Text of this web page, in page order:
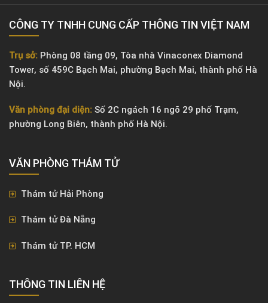
CÔNG TY TNHH CUNG CẤP THÔNG TIN VIỆT NAM
Trụ sở: Phòng 08 tầng 09, Tòa nhà Vinaconex Diamond
Tower, số 459C Bạch Mai, phường Bạch Mai, thành phố Hà
Nội.
Văn phòng đại diện: Số 2C ngách 16 ngõ 29 phố Trạm,
phường Long Biên, thành phố Hà Nội.
VĂN PHÒNG ​THÁM TỬ
Thám tử Hải Phòng
Thám tử Đà Nẵng
Thám tử TP. HCM
THÔNG TIN LIÊN HỆ